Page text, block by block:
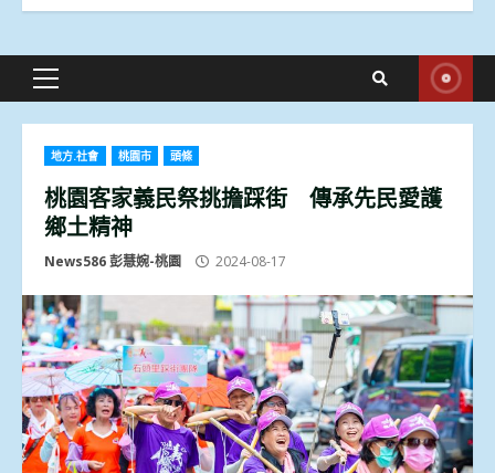
Primary
地方.社會 桃園市 頭條
桃園客家義民祭挑擔踩街 傳承先民愛護
鄉土精神
News586 彭慧婉-桃園 2024-08-17